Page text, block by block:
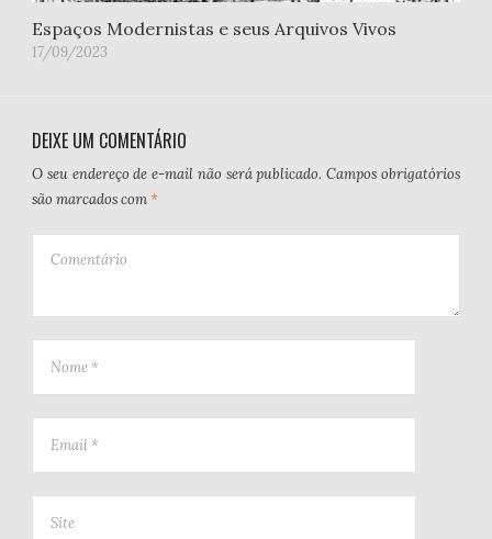
Espaços Modernistas e seus Arquivos Vivos
17/09/2023
DEIXE UM COMENTÁRIO
O seu endereço de e-mail não será publicado. Campos obrigatórios
são marcados com*